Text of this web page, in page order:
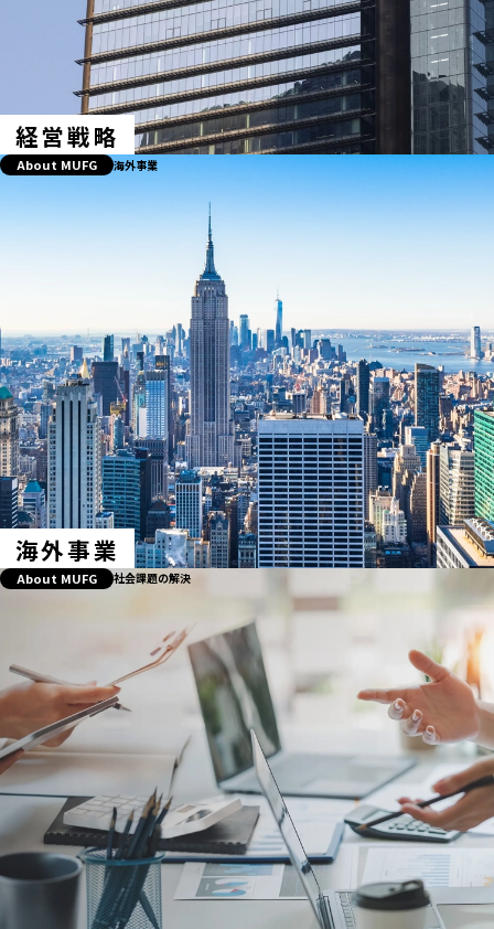
経営戦略
海外事業
About MUFG 海外事業
About MUFG 社会課題の解決